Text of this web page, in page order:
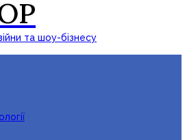
та шоу-бізнесу